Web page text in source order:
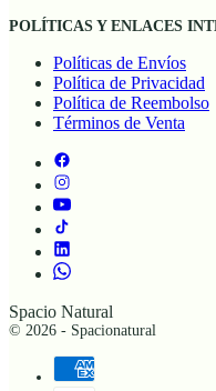
POLÍTICAS Y ENLACES
Políticas de Envíos
Política de Privacidad
Política de Reembolso
Términos de Venta
Spacio Natural
© 2026 - Spacionatural